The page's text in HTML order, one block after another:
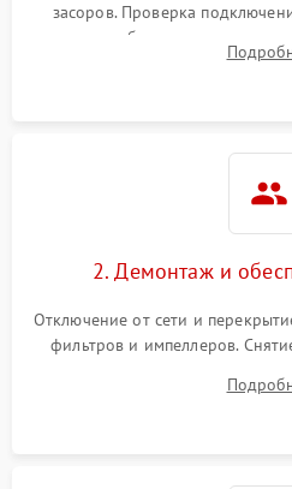
засоров. Проверка
жалоб на отсутствие
разбрызгивателей или
2. Демонтаж и
Отключение от сети и
фильтров и импеллеров.
циркуляционному насосу,